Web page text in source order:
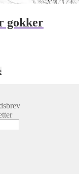
gokker